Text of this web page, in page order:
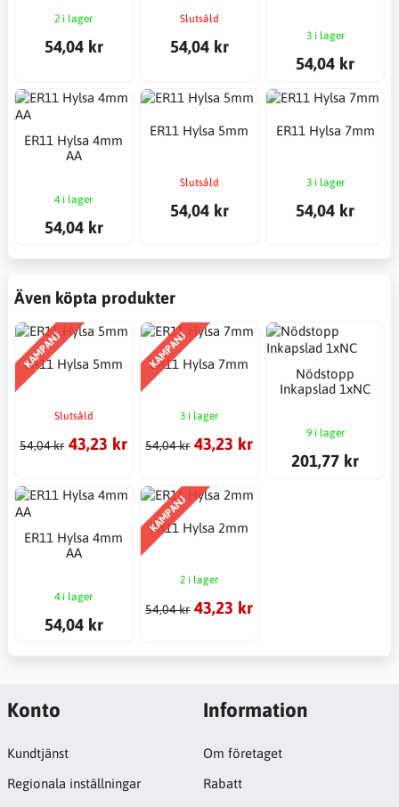
2 i lager
54,04 kr
Slutsåld
54,04 kr
3 i lager
54,04 kr
ER11 Hylsa 4mm
AA
4 i lager
54,04 kr
ER11 Hylsa 5mm
Slutsåld
54,04 kr
ER11 Hylsa 7mm
3 i lager
54,04 kr
Även köpta produkter
KAMPANJ
ER11 Hylsa 5mm
Slutsåld
54,04 kr 43,23 kr
KAMPANJ
ER11 Hylsa 7mm
3 i lager
54,04 kr 43,23 kr
Nödstopp
Inkapslad 1xNC
9 i lager
201,77 kr
ER11 Hylsa 4mm
AA
4 i lager
54,04 kr
KAMPANJ
ER11 Hylsa 2mm
2 i lager
54,04 kr 43,23 kr
Konto
Kundtjänst
Regionala inställningar
Information
Om företaget
Rabatt